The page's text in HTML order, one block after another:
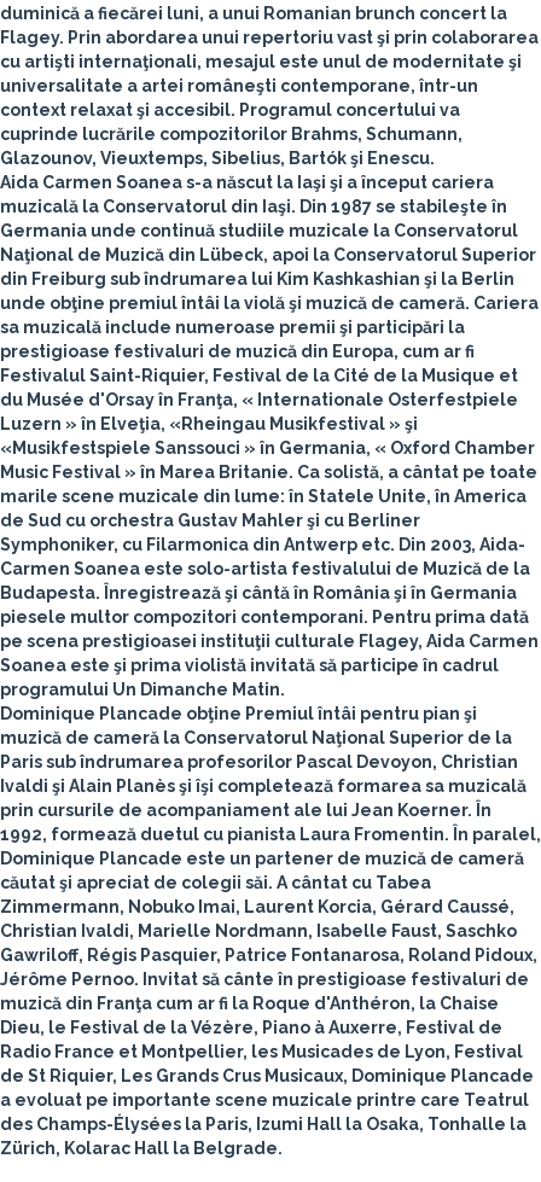
duminică a fiecărei luni, a unui Romanian brunch concert la
Flagey. Prin abordarea unui repertoriu vast şi prin colaborarea
cu artişti internaţionali, mesajul este unul de modernitate şi
universalitate a artei româneşti contemporane, într-un
context relaxat şi accesibil. Programul concertului va
cuprinde lucrările compozitorilor Brahms, Schumann,
Glazounov, Vieuxtemps, Sibelius, Bartók şi Enescu.
Aida Carmen Soaneas-a născut la Iaşi şi a început cariera
muzicală la Conservatorul din Iaşi. Din 1987 se stabileşte în
Germania unde continuă studiile muzicale la Conservatorul
Naţional de Muzică din Lübeck, apoi la Conservatorul Superior
din Freiburg sub îndrumarea lui Kim Kashkashian şi la Berlin
unde obţine premiul întâi la violă şi muzică de cameră. Cariera
sa muzicală include numeroase premii şi participări la
prestigioase festivaluri de muzică din Europa, cum ar fi
Festivalul Saint-Riquier, Festival de la Cité de la Musique et
du Musée d'Orsay în Franţa, « Internationale Osterfestpiele
Luzern » în Elveţia, «Rheingau Musikfestival » şi
«Musikfestspiele Sanssouci » în Germania, « Oxford Chamber
Music Festival » în Marea Britanie. Ca solistă, a cântat pe toate
marile scene muzicale din lume: în Statele Unite, în America
de Sud cu orchestra Gustav Mahler şi cu Berliner
Symphoniker, cu Filarmonica din Antwerp etc. Din 2003, Aida-
Carmen Soanea este solo-artista festivalului de Muzică de la
Budapesta. Înregistrează şi cântă în România şi în Germania
piesele multor compozitori contemporani. Pentru prima dată
pe scena prestigioasei instituţii culturale Flagey, Aida Carmen
Soanea este şi prima violistă invitată să participe în cadrul
programului Un Dimanche Matin.
Dominique Plancade obţine Premiul întâi pentru pian şi
muzică de cameră la Conservatorul Naţional Superior de la
Paris sub îndrumarea profesorilor Pascal Devoyon, Christian
Ivaldi şi Alain Planès şi îşi completează formarea sa muzicală
prin cursurile de acompaniament ale lui Jean Koerner. În
1992, formează duetul cu pianista Laura Fromentin. În paralel,
Dominique Plancade este un partener de muzică de cameră
căutat şi apreciat de colegii săi. A cântat cu Tabea
Zimmermann, Nobuko Imai, Laurent Korcia, Gérard Caussé,
Christian Ivaldi, Marielle Nordmann, Isabelle Faust, Saschko
Gawriloff, Régis Pasquier, Patrice Fontanarosa, Roland Pidoux,
Jérôme Pernoo. Invitat să cânte în prestigioase festivaluri de
muzică din Franţa cum ar fi la Roque d'Anthéron, la Chaise
Dieu, le Festival de la Vézère, Piano à Auxerre, Festival de
Radio France et Montpellier, les Musicades de Lyon, Festival
de St Riquier, Les Grands Crus Musicaux, Dominique Plancade
a evoluat pe importante scene muzicale printre care Teatrul
des Champs-Élysées la Paris, Izumi Hall la Osaka, Tonhalle la
Zürich, Kolarac Hall la Belgrade.